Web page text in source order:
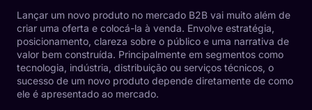
Lançar um novo produto no mercado B2B vai muito além de
criar uma oferta e colocá-la à venda. Envolve estratégia,
posicionamento, clareza sobre o público e uma narrativa de
valor bem construída. Principalmente em segmentos como
tecnologia, indústria, distribuição ou serviços técnicos, o
sucesso de um novo produto depende diretamente de como
ele é apresentado ao mercado.